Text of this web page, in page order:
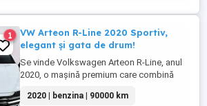
1
VW Arteon R-Line 2020 Sportiv,
elegant și gata de drum!
Se vinde Volkswagen Arteon R-Line, anul
2020, o mașină premium care combină
cine vrea să iasă în evidență și să se
2020 | benzina | 90000 km